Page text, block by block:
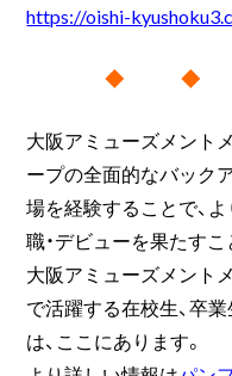
https://oishi-
◆ ◆
大阪アミューズメント
ープの全面的なバック
場を経験することで、
職・デビューを果たすこ
大阪アミューズメント
で活躍する在校生、卒
は、ここにあります。